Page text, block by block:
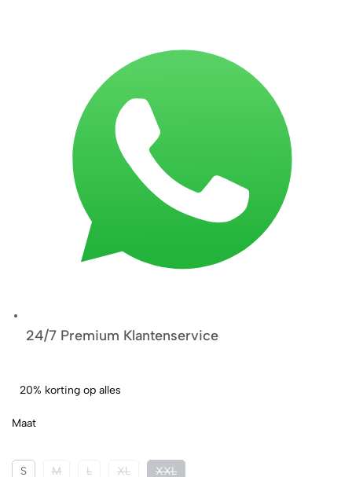
24/7 Premium Klantenservice
20% korting op alles
Maat
S M L XL XXL